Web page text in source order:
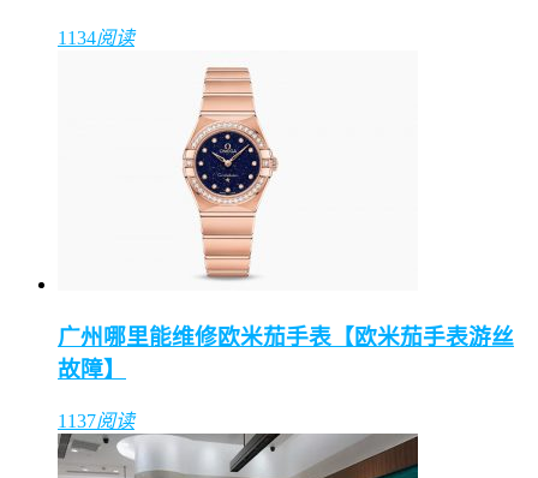
1134阅读
广州哪里能维修欧米茄手表【欧米茄手表游丝
故障】
1137阅读